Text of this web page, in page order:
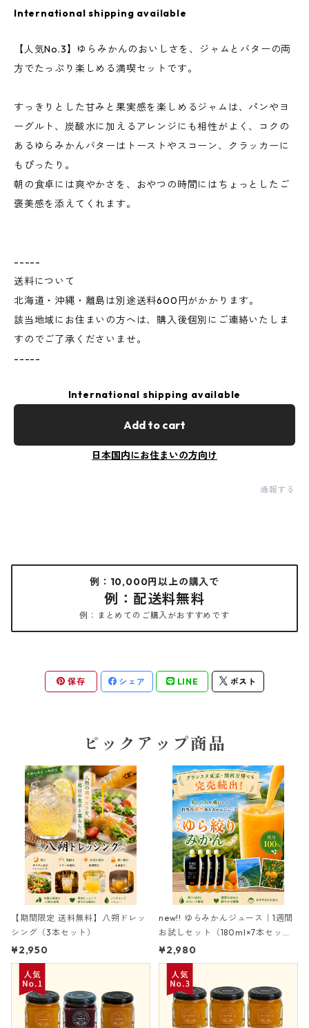
International shipping available
【人気No.3】ゆらみかんのおいしさを、ジャムとバターの両
方でたっぷり楽しめる満喫セットです。
すっきりとした甘みと果実感を楽しめるジャムは、パンやヨ
ーグルト、炭酸水に加えるアレンジにも相性がよく、コクの
あるゆらみかんバターはトーストやスコーン、クラッカーに
もぴったり。
朝の食卓には爽やかさを、おやつの時間にはちょっとしたご
褒美感を添えてくれます。
-----
送料について
北海道・沖縄・離島は別途送料600円がかかります。
該当地域にお住まいの方へは、購入後個別にご連絡いたしま
すのでご了承くださいませ。
-----
International shipping available
Add to cart
日本国内にお住まいの方向け
通報する
例：10,000円以上の購入で
例：配送料無料
例：まとめてのご購入がおすすめです
保存 シェア LINE ポスト
ピックアップ商品
【期間限定 送料無料】八朔ドレッ
シング（3本セット）
¥2,950
new!! ゆらみかんジュース｜1週間
お試しセット（180ml×7本セッ
ト）
¥2,980